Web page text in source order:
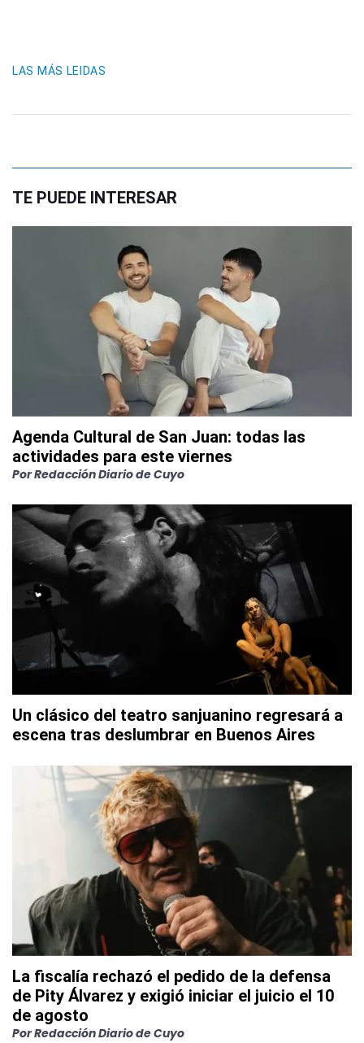
LAS MÁS LEIDAS
TE PUEDE INTERESAR
Agenda Cultural de San Juan: todas las
actividades para este viernes
PorRedacción Diario de Cuyo
Un clásico del teatro sanjuanino regresará a
escena tras deslumbrar en Buenos Aires
La fiscalía rechazó el pedido de la defensa
de Pity Álvarez y exigió iniciar el juicio el 10
de agosto
PorRedacción Diario de Cuyo